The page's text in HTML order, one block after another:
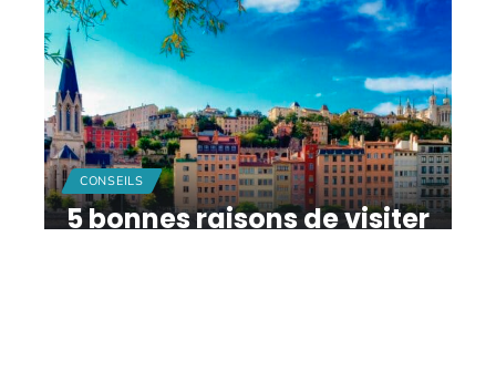
CONSEILS
5 bonnes raisons de visiter